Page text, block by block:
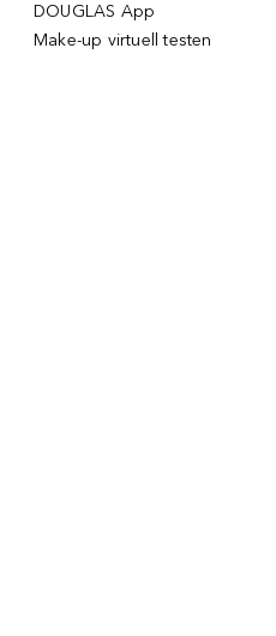
DOUGLAS App
Make-up virtuell testen